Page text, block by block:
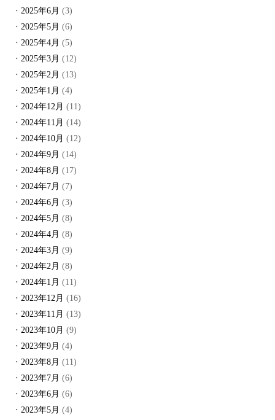
2025年6月 (3)
2025年5月 (6)
2025年4月 (5)
2025年3月 (12)
2025年2月 (13)
2025年1月 (4)
2024年12月 (11)
2024年11月 (14)
2024年10月 (12)
2024年9月 (14)
2024年8月 (17)
2024年7月 (7)
2024年6月 (3)
2024年5月 (8)
2024年4月 (8)
2024年3月 (9)
2024年2月 (8)
2024年1月 (11)
2023年12月 (16)
2023年11月 (13)
2023年10月 (9)
2023年9月 (4)
2023年8月 (11)
2023年7月 (6)
2023年6月 (6)
2023年5月 (4)